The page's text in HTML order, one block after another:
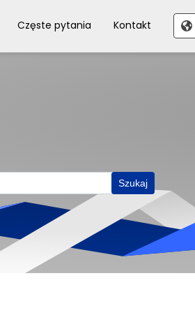
Częste pytania Kontakt